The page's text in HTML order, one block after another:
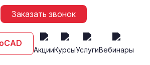
Заказать звонок
АкцииКурсыУслугиВебинары